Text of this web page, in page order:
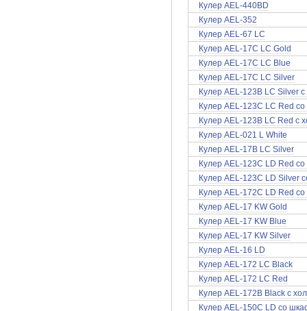
Кулер AEL-440BD
Кулер AEL-352
Кулер AEL-67 LC
Кулер AEL-17C LC Gold
Кулер AEL-17C LC Blue
Кулер AEL-17C LC Silver
Кулер AEL-123B LC Silver
Кулер AEL-123C LC Red
Кулер AEL-123B LC Red с
Кулер AEL-021 L White
Кулер AEL-17B LC Silver
Кулер AEL-123C LD Red
Кулер AEL-123C LD Silver
Кулер AEL-172C LD Red
Кулер AEL-17 KW Gold
Кулер AEL-17 KW Blue
Кулер AEL-17 KW Silver
Кулер AEL-16 LD
Кулер AEL-172 LC Black
Кулер AEL-172 LC Red
Кулер AEL-172B Black с
Кулер AEL-150C LD со